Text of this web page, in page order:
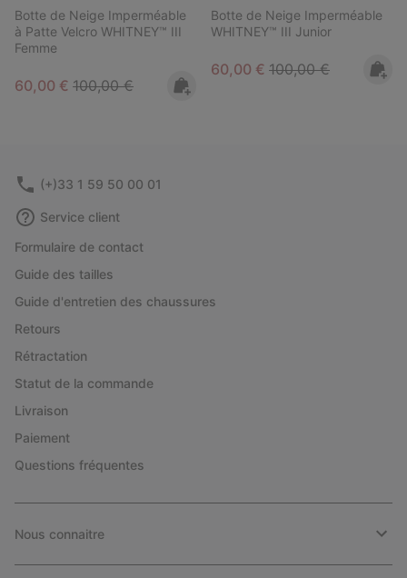
Botte de Neige Imperméable
à Patte Velcro WHITNEY™ III
Femme
Sale price:
60,00 € Regular price:
100,00 €
Botte de Neige Imperméable
WHITNEY™ III Junior
Sale price:
60,00 € Regular price:
100,00 €
(+)33 1 59 50 00 01
Service client
Formulaire de contact
Guide des tailles
Guide d'entretien des chaussures
Retours
Rétractation
Statut de la commande
Livraison
Paiement
Questions fréquentes
Nous connaitre